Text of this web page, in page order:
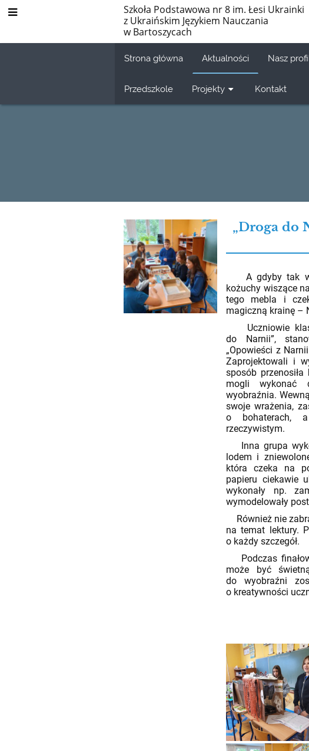
Szkoła Podstawowa nr 8 im. Łesi Ukrainki
z Ukraińskim Językiem Nauczania
w Bartoszycach
Strona główna Aktualności Nasz
Przedszkole Projekty Kontakt
Aktualności
„Droga do
A gdyby tak
kożuchy wiszące
tego mebla i
magiczną krainę –
Uczniowie
do Narnii”,
„Opowieści z
Zaprojektowali i
sposób
mogli wykonać
wyobraźnia.
swoje wrażenia,
o bohaterach,
rzeczywistym.
Inna grupa
lodem i
która czeka na
papieru ciekawie
wykonały np.
wymodelowały
Również nie
na temat lektury.
o każdy szczegół.
Podczas
może być
do wyobraźni
o kreatywności